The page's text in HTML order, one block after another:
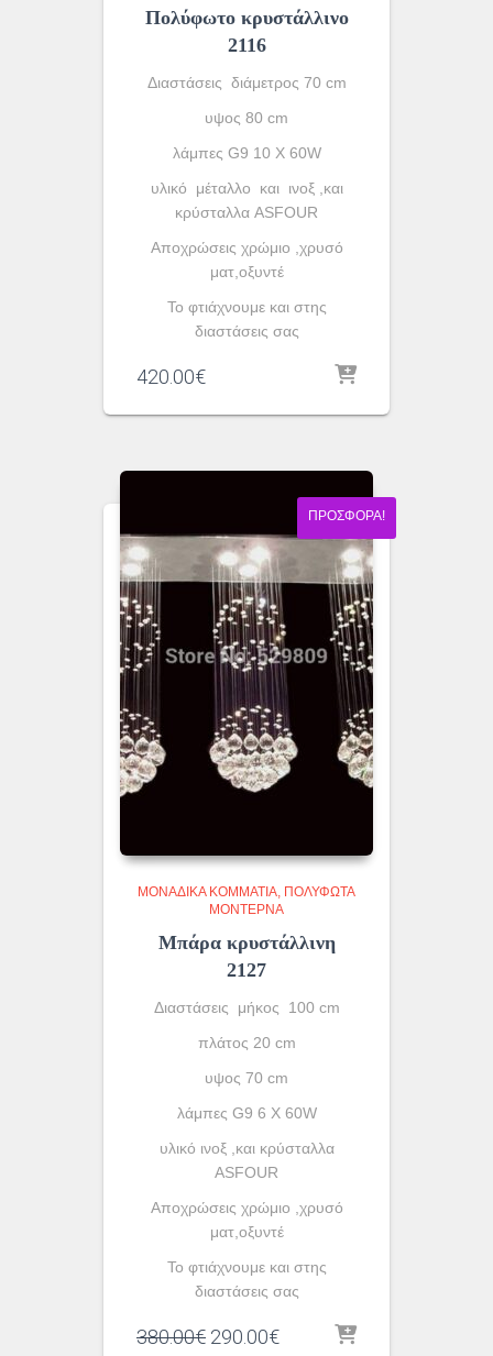
Πολύφωτο κρυστάλλινο
2116
Διαστάσεις διάμετρος 70 cm
υψος 80 cm
λάμπες G9 10 X 60W
υλικό μέταλλο και ινοξ ,και
κρύσταλλα ASFOUR
Aποχρώσεις χρώμιο ,χρυσό
ματ,οξυντέ
To φτιάχνουμε και στης
διαστάσεις σας
420.00€
ΠΡΟΣΦΟΡΆ!
ΜΟΝΆΔΙΚΑ ΚΟΜΜΆΤΙΑ ΠΟΛΎΦΩΤΑ
ΜΟΝΤΈΡΝΑ
Μπάρα κρυστάλλινη
2127
Διαστάσεις μήκος 100 cm
πλάτος 20 cm
υψος 70 cm
λάμπες G9 6 X 60W
υλικό ινοξ ,και κρύσταλλα
ASFOUR
Aποχρώσεις χρώμιο ,χρυσό
ματ,οξυντέ
To φτιάχνουμε και στης
διαστάσεις σας
380.00€ Original
290.00€Η